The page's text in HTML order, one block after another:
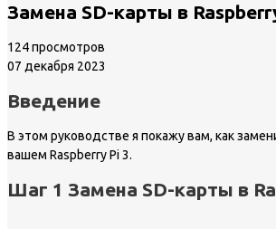
Замена SD-карты в
124 просмотров
07 декабря 2023
Введение
В этом руководстве я покажу вам, как
вашем Raspberry Pi 3.
Шаг 1 Замена SD-карты в